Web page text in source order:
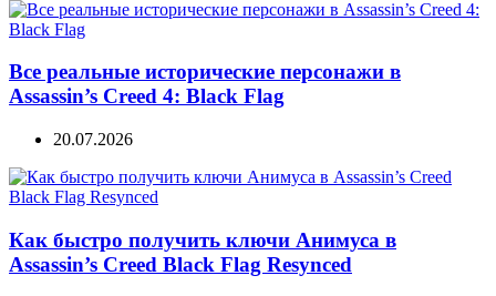
Все реальные исторические персонажи в
Assassin’s Creed 4: Black Flag
20.07.2026
Как быстро получить ключи Анимуса в
Assassin’s Creed Black Flag Resynced